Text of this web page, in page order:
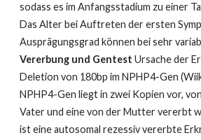
sodass es im Anfangsstadium zu einer
Das Alter bei Auftreten der ersten
Ausprägungsgrad können bei sehr
Vererbung und Gentest Ursache der
Deletion von 180bp im NPHP4-Gen
NPHP4-Gen liegt in zwei Kopien vor,
Vater und eine von der Mutter vererbt
ist eine autosomal rezessiv vererbte